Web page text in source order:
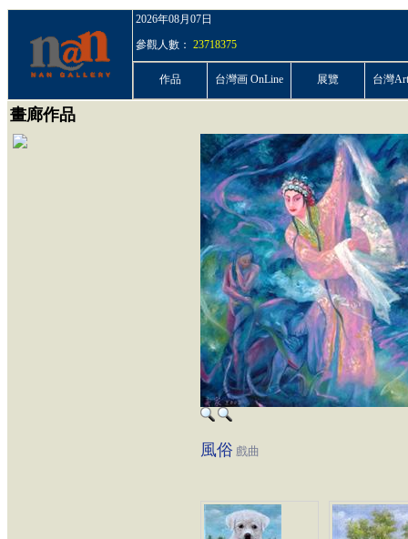
2026年08月07日
參觀人數： 23718375
作品 台灣画 OnLine 展覽 台灣
畫廊作品
風俗 戲曲